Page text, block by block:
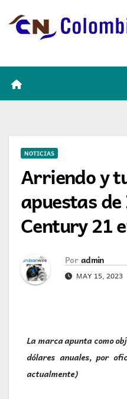
NOTICIAS
Arriendo y
apuestas
Century 21
Por admin
MAY 15, 2023
La marca apunta como
dólares anuales, por
actualmente)